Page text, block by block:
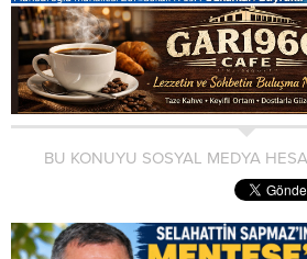
BU KONUYU SOSYAL MEDYA